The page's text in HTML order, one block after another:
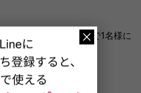
の中から、毎週抽選で1名様に
ります。